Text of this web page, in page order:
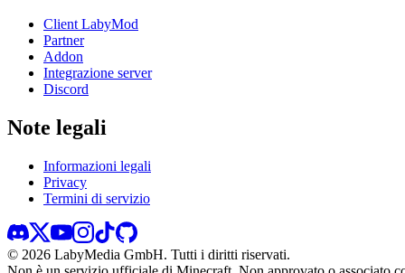
Client LabyMod
Partner
Addon
Integrazione server
Discord
Note legali
Informazioni legali
Privacy
Termini di servizio
© 2026 LabyMedia GmbH. Tutti i diritti riservati.